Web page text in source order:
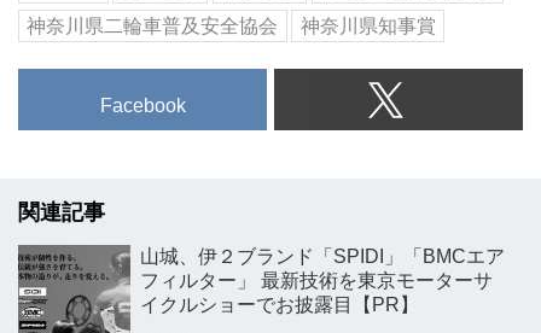
神奈川県二輪車普及安全協会
神奈川県知事賞
Facebook
関連記事
山城、伊２ブランド「SPIDI」「BMCエア
フィルター」 最新技術を東京モーターサ
イクルショーでお披露目【PR】